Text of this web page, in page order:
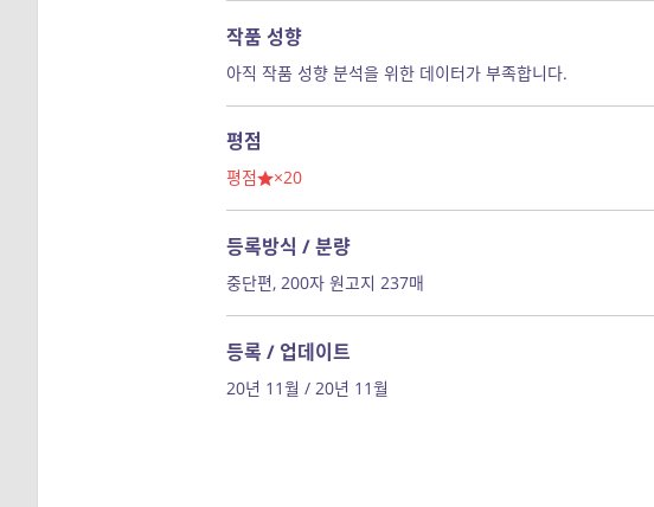
작품 성향
아직 작품 성향 분석을 위한 데이터가 부족합니다.
평점
평점 ×20
등록방식 / 분량
중단편, 200자 원고지 237매
등록 / 업데이트
20년 11월 / 20년 11월